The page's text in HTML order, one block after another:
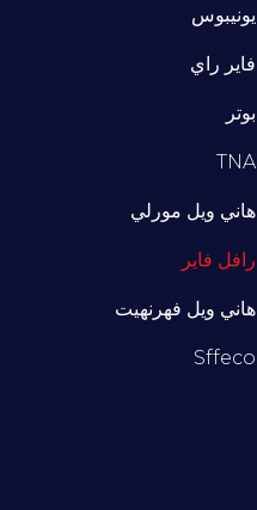
يونيبوس
فاير راي
بوتر
TNA
هاني ويل مورلي
رافل فاير
هاني ويل فهرنهيت
Sffeco